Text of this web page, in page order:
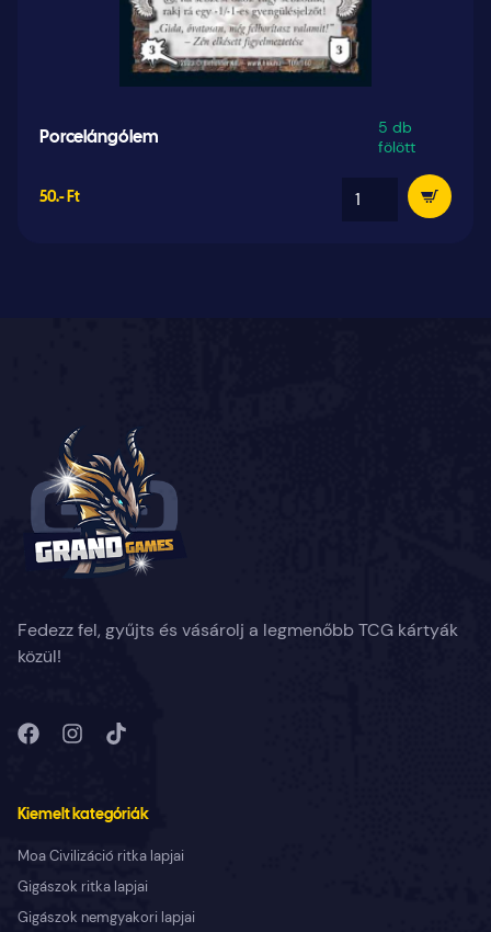
Porcelángólem
5 db
fölött
50.- Ft
Fedezz fel, gyűjts és vásárolj a legmenőbb TCG kártyák
közül!
Kiemelt kategóriák
Moa Civilizáció ritka lapjai
Gigászok ritka lapjai
Gigászok nemgyakori lapjai